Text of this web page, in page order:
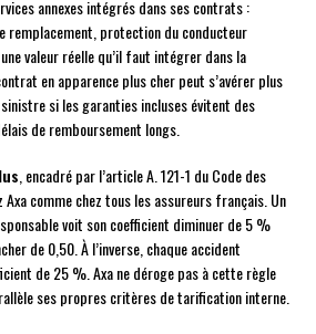
annexes intégrés dans ses contrats :
remplacement, protection du conducteur
valeur réelle qu’il faut intégrer dans la
en apparence plus cher peut s’avérer plus
si les garanties incluses évitent des
de remboursement longs.
, encadré par l’article A. 121-1 du Code des
Axa comme chez tous les assureurs français. Un
voit son coefficient diminuer de 5 %
de 0,50. À l’inverse, chaque accident
de 25 %. Axa ne déroge pas à cette règle
ses propres critères de tarification interne.